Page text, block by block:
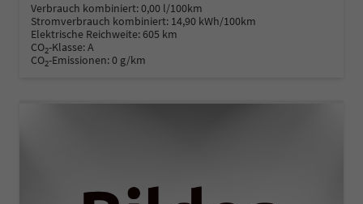
Verbrauch kombiniert:0,00 l/100km
Stromverbrauch kombiniert: 14,90 kWh/100km
Elektrische Reichweite:605 km
CO2-Klasse:A
CO2-Emissionen:0 g/km